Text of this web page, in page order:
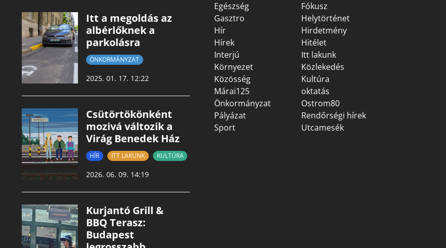
Itt a megoldás az
albérlőknek a
parkolásra
ÖNKORMÁNYZAT
2025. 01. 17. 12:22
Csütörtökönként
mozivá változik a
Virág Benedek Ház
HÍR ITT LAKUNK KULTÚRA
2026. 06. 09. 14:19
Kurjantó Grill &
BBQ Terasz:
Budapest
Egészség
Fókusz
Gasztro
Helytörténet
Hír
Hirdetmény
Hírek
Hitélet
Interjú
Itt lakunk
Környezet
Közlekedés
Közösség
Kultúra
Márai125
oktatás
Önkormányzat
Ostrom80
Pályázat
Rendőrségi hírek
Sport
Utcamesék